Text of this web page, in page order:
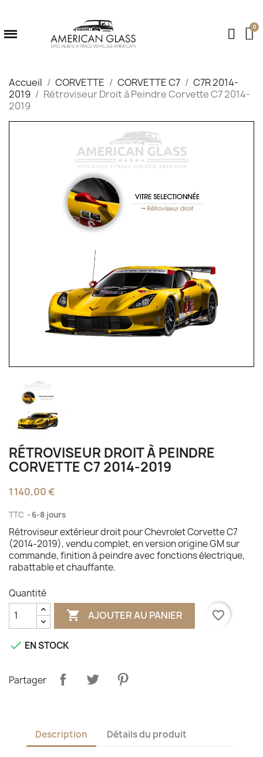
Accueil CORVETTE CORVETTE C7
C7R 2014-
2019
Rétroviseur Droit à Peindre Corvette C7 2014-
2019
RÉTROVISEUR DROIT À PEINDRE
CORVETTE C7 2014-2019
1 140,00 €
TTC 6-8 jours
Rétroviseur extérieur droit pour Chevrolet Corvette C7
(2014-2019), vendu complet, en version origine GM sur
commande, finition à peindre avec fonctions électrique,
rabattable et chauffante.
Quantité
 AJOUTER AU PANIER favorite_border
 EN STOCK
Partager
Description Détails du produit